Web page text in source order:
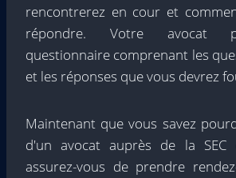
rencontrerez en cour et
répondre. Votre avocat
questionnaire comprenant les
et les réponses que vous devrez
Maintenant que vous savez
d'un avocat auprès de la SEC
assurez-vous de prendre